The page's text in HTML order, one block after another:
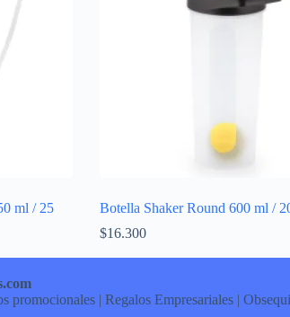
ml / 25
Botella Shaker Round 600 ml /
$16.300
promocionales | Regalos Empresariales |